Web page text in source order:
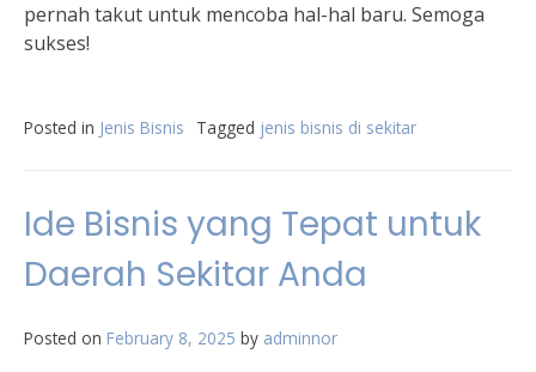
pernah takut untuk mencoba hal-hal baru. Semoga
sukses!
Posted in Jenis Bisnis Tagged jenis bisnis di sekitar
Ide Bisnis yang Tepat untuk
Daerah Sekitar Anda
Posted on February 8, 2025 by adminnor